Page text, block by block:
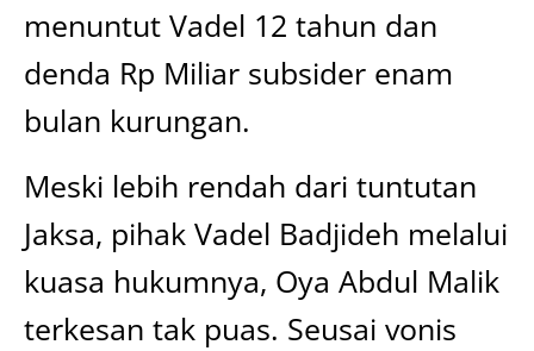
menuntut Vadel 12 tahun dan
denda Rp Miliar subsider enam
bulan kurungan.
Meski lebih rendah dari tuntutan
Jaksa, pihak Vadel Badjideh melalui
kuasa hukumnya, Oya Abdul Malik
terkesan tak puas. Seusai vonis